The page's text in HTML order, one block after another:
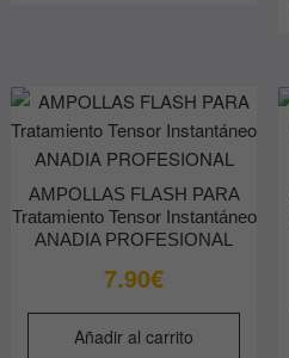
AMPOLLAS FLASH PARA
Tratamiento Tensor Instantáneo
ANADIA PROFESIONAL
7.90€
Añadir al carrito